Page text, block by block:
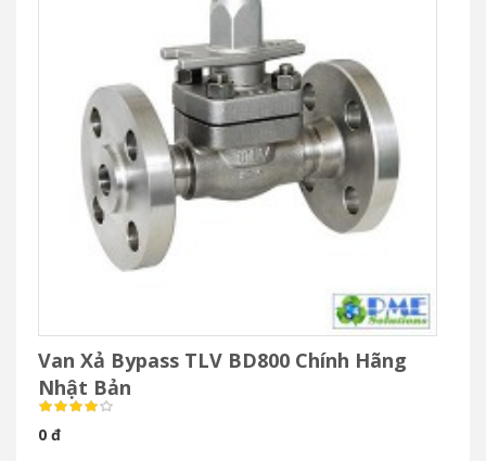
Van Xả Bypass TLV BD800 Chính Hãng
Nhật Bản
0 đ